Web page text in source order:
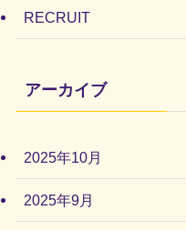
RECRUIT
アーカイブ
2025年10月
2025年9月